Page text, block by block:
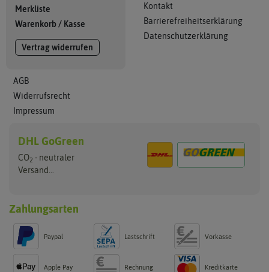
Merkliste
Warenkorb / Kasse
Vertrag widerrufen
AGB
Widerrufsrecht
Impressum
Kontakt
Barrierefreiheitserklärung
Datenschutzerklärung
DHL GoGreen
CO2 - neutraler
Versand...
Zahlungsarten
Paypal Lastschrift Vorkasse
Apple Pay Rechnung Kreditkarte